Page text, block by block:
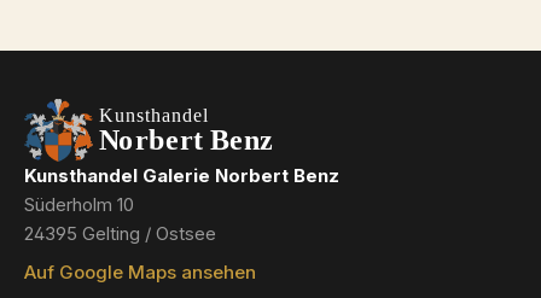
Kunsthandel Galerie Norbert Benz
Süderholm 10
24395 Gelting / Ostsee
Auf Google Maps ansehen